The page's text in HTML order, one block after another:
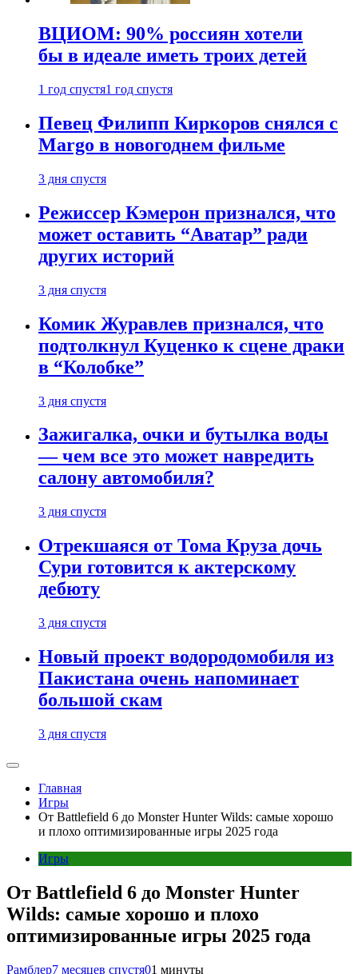
ВЦИОМ: 90% россиян хотели
бы в идеале иметь троих детей
1 год спустя1 год спустя
Певец Филипп Киркоров снялся с
Margo в новогоднем фильме
3 дня спустя
Режиссер Кэмерон признался, что
может оставить “Аватар” ради
других историй
3 дня спустя
Комик Журавлев признался, что
подтолкнул Куценко к сцене драки
в “Колобке”
3 дня спустя
Зажигалка, очки и бутылка воды
— чем все это может навредить
салону автомобиля?
3 дня спустя
Отрекшаяся от Тома Круза дочь
Сури готовится к актерскому
дебюту
3 дня спустя
Новый проект водородомобиля из
Пакистана очень напоминает
большой скам
3 дня спустя
Главная
Игры
От Battlefield 6 до Monster Hunter Wilds: самые хорошо
и плохо оптимизированные игры 2025 года
Игры
От Battlefield 6 до Monster Hunter
Wilds: самые хорошо и плохо
оптимизированные игры 2025 года
Рамблер7 месяцев спустя01 минуты